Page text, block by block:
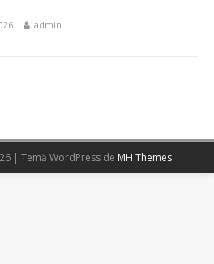
admin
| Temă WordPress de MH Themes